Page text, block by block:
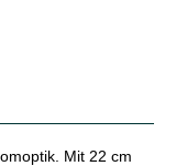
Mit 22 cm